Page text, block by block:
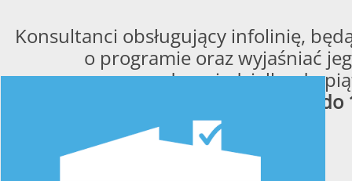
Konsultanci obsługujący infolinię,
o programie oraz wyjaśniać
od poniedziałku do
od 8:00